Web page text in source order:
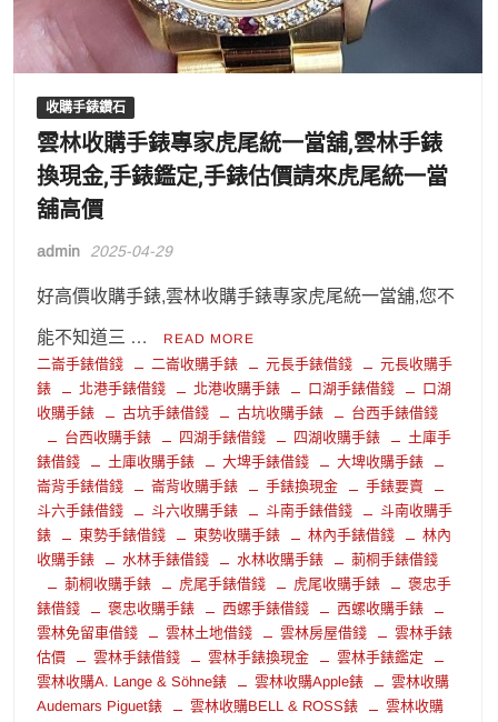
收購手錶鑽石
雲林收購手錶專家虎尾統一當舖,雲林手錶
換現金,手錶鑑定,手錶估價請來虎尾統一當
舖高價
admin 2025-04-29
好高價收購手錶,雲林收購手錶專家虎尾統一當舖,您不
能不知道三 … READ MORE
二崙手錶借錢 二崙收購手錶 元長手錶借錢
元長收購手
錶
北港手錶借錢 北港收購手錶 口湖手錶借錢
口湖
收購手錶
古坑手錶借錢 古坑收購手錶
台西手錶借錢
台西收購手錶
四湖手錶借錢 四湖收購手錶
土庫手
錶借錢
土庫收購手錶 大埤手錶借錢
大埤收購手錶
崙背手錶借錢
崙背收購手錶 手錶換現金
手錶要賣
斗六手錶借錢
斗六收購手錶 斗南手錶借錢
斗南收購手
錶
東勢手錶借錢 東勢收購手錶 林內手錶借錢
林內
收購手錶
水林手錶借錢 水林收購手錶
莿桐手錶借錢
莿桐收購手錶
虎尾手錶借錢 虎尾收購手錶
褒忠手
錶借錢
褒忠收購手錶 西螺手錶借錢
西螺收購手錶
雲林免留車借錢
雲林土地借錢 雲林房屋借錢
雲林手錶
估價
雲林手錶借錢 雲林手錶換現金
雲林手錶鑑定
雲林收購A. Lange & Söhne錶
雲林收購Apple錶
雲林收購
Audemars Piguet錶
雲林收購BELL & ROSS錶
雲林收購